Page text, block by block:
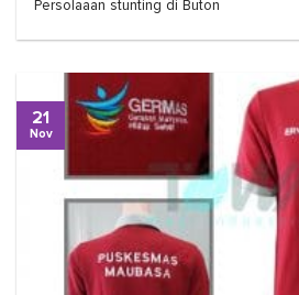
Persolaaan stunting di Buton
21
Nov